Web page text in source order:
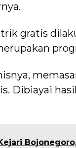
gratis
Dibiayai